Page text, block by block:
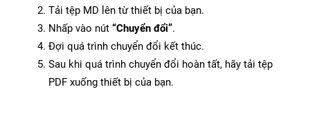
Tải tệp MD lên từ thiết bị của bạn.
Nhấp vào nút “Chuyển đổi”.
Đợi quá trình chuyển đổi kết thúc.
Sau khi quá trình chuyển đổi hoàn tất, hãy tải tệp
PDF xuống thiết bị của bạn.